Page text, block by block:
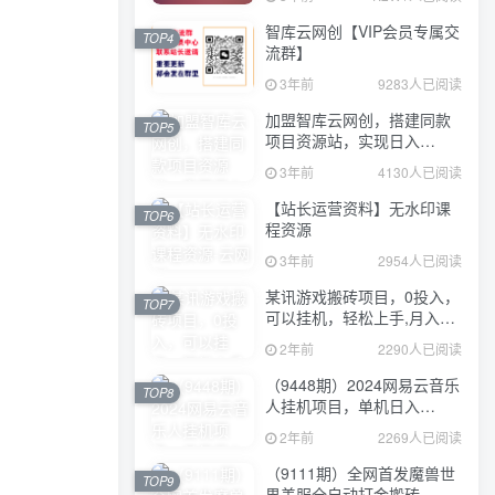
智库云网创【VIP会员专属交
流群】
3年前 9283人已阅读
TOP4
加盟智库云网创，搭建同款
项目资源站，实现日入
2000+
3年前 4130人已阅读
TOP5
【站长运营资料】无水印课
程资源
3年前 2954人已阅读
TOP6
某讯游戏搬砖项目，0投入，
可以挂机，轻松上手,月入
3000+上不封顶
2年前 2290人已阅读
TOP7
（9448期）2024网易云音乐
人挂机项目，单机日入
150+，无脑月入5000+
2年前 2269人已阅读
TOP8
（9111期）全网首发魔兽世
TOP9